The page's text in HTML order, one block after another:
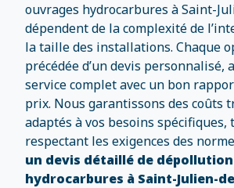
ouvrages hydrocarbures à Saint-
dépendent de la complexité de
la taille des installations. Chaque
précédée d’un devis personnalisé,
service complet avec un bon
prix. Nous garantissons des coûts
adaptés à vos besoins spécifiques,
respectant les exigences des
un devis détaillé de dépollution
hydrocarbures à Saint-Julien-